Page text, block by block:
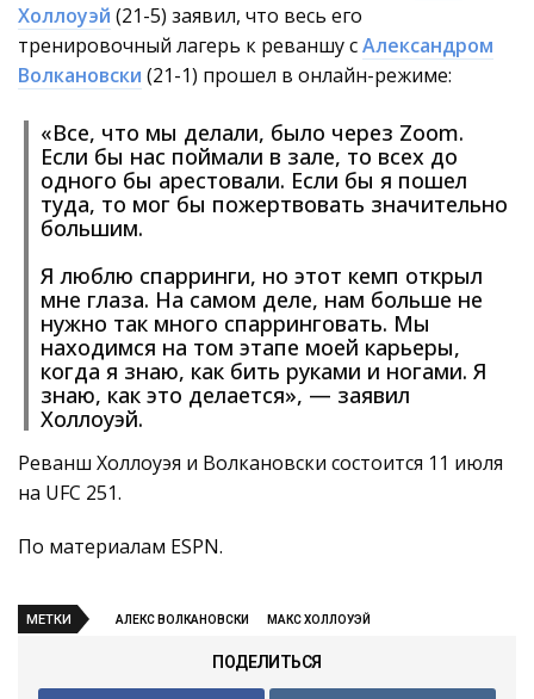
Холлоуэй (21-5) заявил, что весь его
тренировочный лагерь к реваншу сАлександром
Волкановски (21-1) прошел в онлайн-режиме:
«Все, что мы делали, было через Zoom.
Если бы нас поймали в зале, то всех до
одного бы арестовали. Если бы я пошел
туда, то мог бы пожертвовать значительно
большим.
Я люблю спарринги, но этот кемп открыл
мне глаза. На самом деле, нам больше не
нужно так много спарринговать. Мы
находимся на том этапе моей карьеры,
когда я знаю, как бить руками и ногами. Я
знаю, как это делается», — заявил
Холлоуэй.
Реванш Холлоуэя и Волкановски состоится 11 июля
на UFC 251.
По материалам ESPN.
МЕТКИ АЛЕКС ВОЛКАНОВСКИ МАКС ХОЛЛОУЭЙ
ПОДЕЛИТЬСЯ